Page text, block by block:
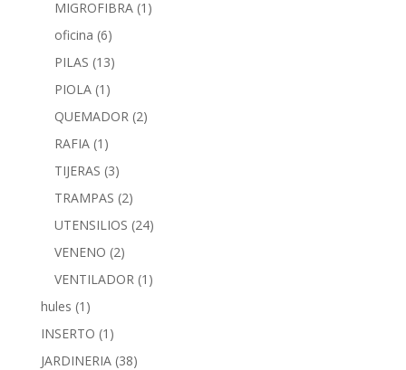
MIGROFIBRA (1)
oficina (6)
PILAS (13)
PIOLA (1)
QUEMADOR (2)
RAFIA (1)
TIJERAS (3)
TRAMPAS (2)
UTENSILIOS (24)
VENENO (2)
VENTILADOR (1)
hules (1)
INSERTO (1)
JARDINERIA (38)